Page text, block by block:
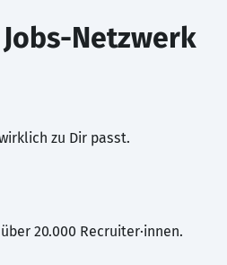
Jobs-Netzwerk
zu Dir passt.
20.000 Recruiter·innen.